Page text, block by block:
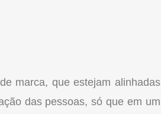
marca, que estejam alinhadas
das pessoas, só que em um